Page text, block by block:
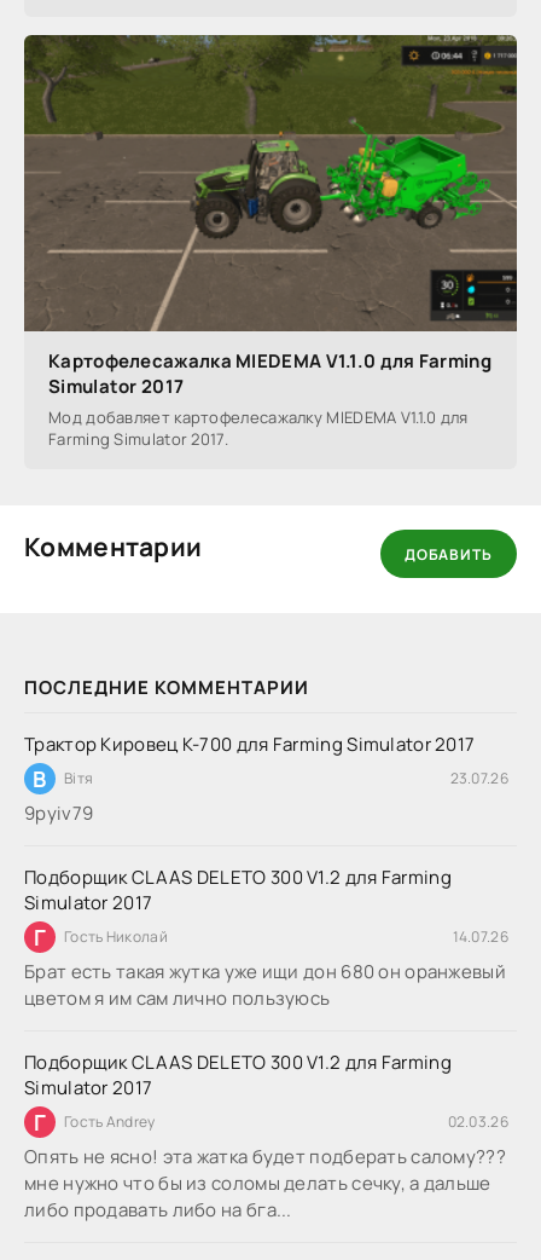
ПОСЛЕДНИЕ КОММЕНТАРИИ
Трактор Кировец К-700 для Farming Simulator 2017
В Вітя 23.07.26
9руіv79
Подборщик CLAAS DELETO 300 V1.2 для Farming
Simulator 2017
Г Гость Николай 14.07.26
Брат есть такая жутка уже ищи дон 680 он оранжевый
цветом я им сам лично пользуюсь
Подборщик CLAAS DELETO 300 V1.2 для Farming
Simulator 2017
Г Гость Andrey 02.03.26
Опять не ясно! эта жатка будет подберать салому???
мне нужно что бы из соломы делать сечку, а дальше
либо продавать либо на бга...
Картофелесажалка MIEDEMA V1.1.0 для Farming
Simulator 2017
Мод добавляет картофелесажалку MIEDEMA V1.1.0 для
Farming Simulator 2017.
Комментарии ДОБАВИТЬ